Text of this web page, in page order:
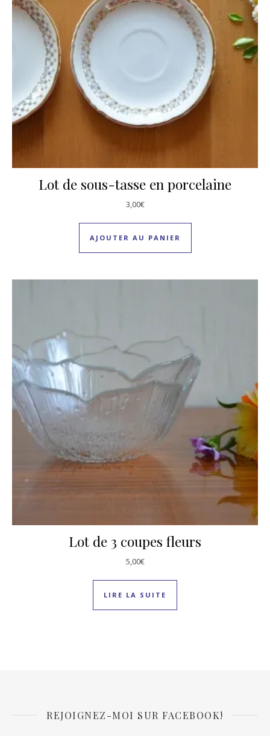
Lot de sous-tasse en porcelaine
3,00€
AJOUTER AU PANIER
Lot de 3 coupes fleurs
5,00€
LIRE LA SUITE
REJOIGNEZ-MOI SUR FACEBOOK!